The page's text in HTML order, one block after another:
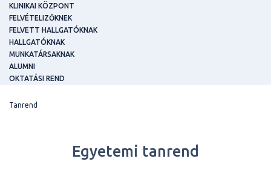
KLINIKAI KÖZPONT
FELVÉTELIZŐKNEK
FELVETT HALLGATÓKNAK
HALLGATÓKNAK
MUNKATÁRSAKNAK
ALUMNI
OKTATÁSI REND
Tanrend
Egyetemi tanrend